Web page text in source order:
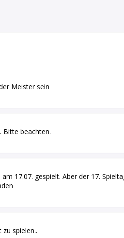
Meister sein
Bitte beachten.
17.07. gespielt. Aber der 17.
spielen..